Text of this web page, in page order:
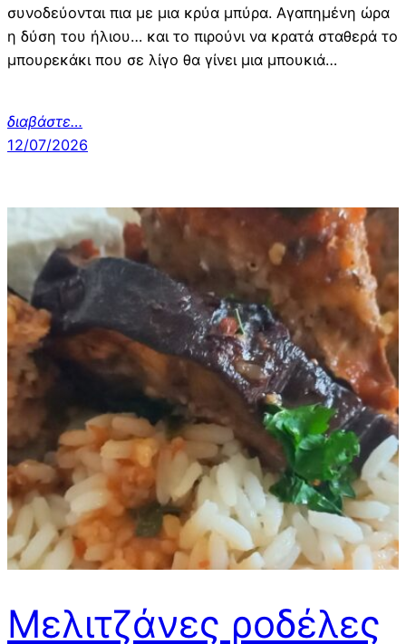
συνοδεύονται πια με μια κρύα μπύρα. Αγαπημένη ώρα
η δύση του ήλιου… και το πιρούνι να κρατά σταθερά το
μπουρεκάκι που σε λίγο θα γίνει μια μπουκιά…
διαβάστε…
12/07/2026
Μελιτζάνες ροδέλες